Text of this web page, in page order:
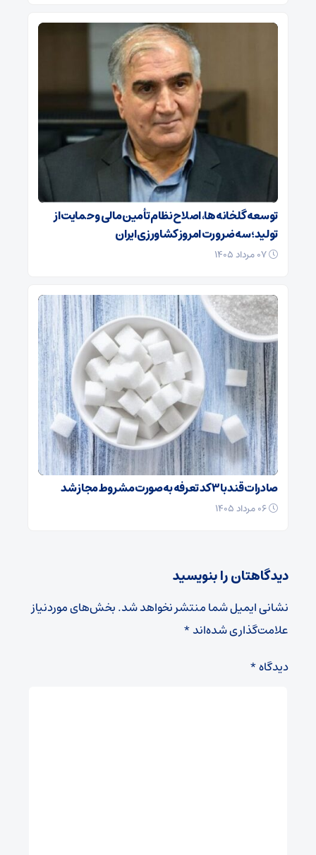
توسعه گلخانه‌ها، اصلاح نظام تأمین مالی و حمایت از
تولید؛ سه ضرورت امروز کشاورزی ایران
صادرات قند با ۳ کد تعرفه به‌صورت مشروط مجاز شد
دیدگاهتان را بنویسید
نشانی ایمیل شما منتشر نخواهد شد.بخش‌های موردنیاز
علامت‌گذاری شده‌اند*
دیدگاه*